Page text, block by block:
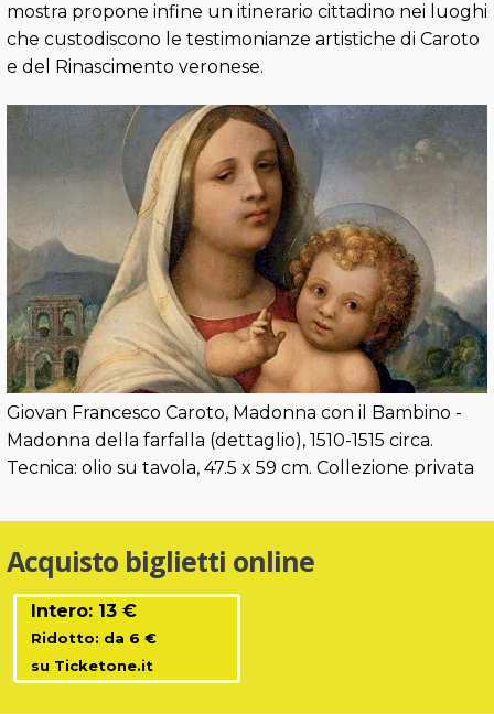
Giovan Francesco Caroto, Madonna con il Bambino -
Madonna della farfalla (dettaglio), 1510-1515 circa.
Tecnica: olio su tavola, 47.5 x 59 cm. Collezione privata
mostra propone infine un itinerario cittadino nei luoghi
che custodiscono le testimonianze artistiche di Caroto
e del Rinascimento veronese.
Acquisto biglietti online
Intero: 13 €
Ridotto: da 6 €
su Ticketone.it